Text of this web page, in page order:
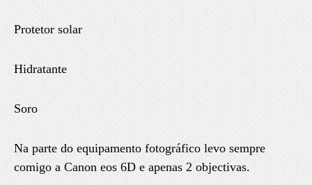
Protetor solar
Hidratante
Soro
Na parte do equipamento fotográfico levo sempre
comigo a Canon eos 6D e apenas 2 objectivas.